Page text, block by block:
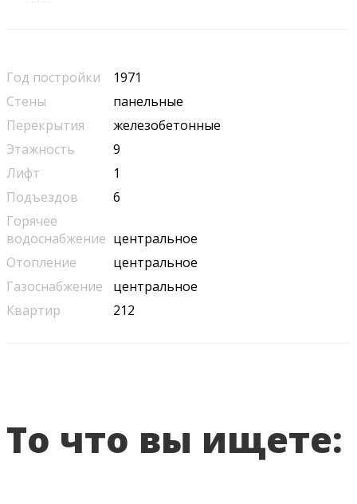
Год постройки
1971
Стены
панельные
Перекрытия
железобетонные
Этажность
9
Лифт
1
Подъездов
6
Горячее
водоснабжение центральное
Отопление
центральное
Газоснабжение
центральное
Квартир
212
То что вы ищете: